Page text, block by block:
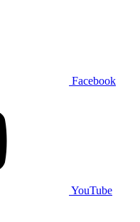
Facebook
YouTube